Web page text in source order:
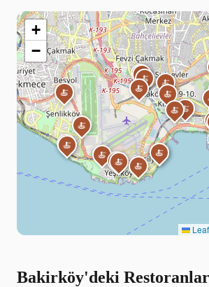
🍝
🍝
🍝
🍝
🍝
🍝
🍝 🍝
🍝
🍝 🍝
🍝
🍝
🍝
🍝
🍝
🍝🍝
+
−
Bakirköy'deki Restoranlar